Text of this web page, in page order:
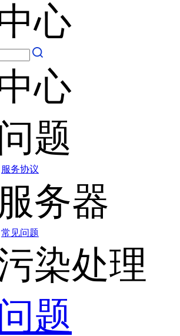
心
心
题
服务协议
务器
常见问题
染处理
题